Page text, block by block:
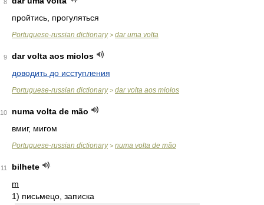
8
пройтись, прогуляться
Portuguese-russian dictionary> dar uma volta
9
dar volta aos miolos
доводить до исступления
Portuguese-russian dictionary> dar volta aos miolos
10
numa volta de mão
вмиг, мигом
Portuguese-russian dictionary> numa volta de mão
11
bilhete
m
1) письмецо, записка